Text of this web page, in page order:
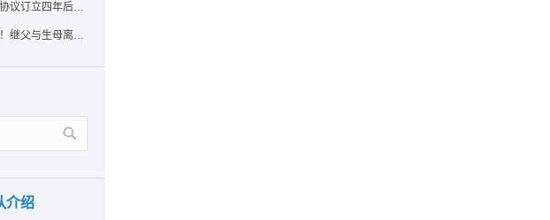
福州律师蔡思斌评析：遗赠抚养协议订立四年后丧失民事行为能力，协议有效吗？
福州律师蔡思斌评析：二审改判！继父与生母离婚后，曾受其抚养的继子女是否仍享有继承权？
介绍